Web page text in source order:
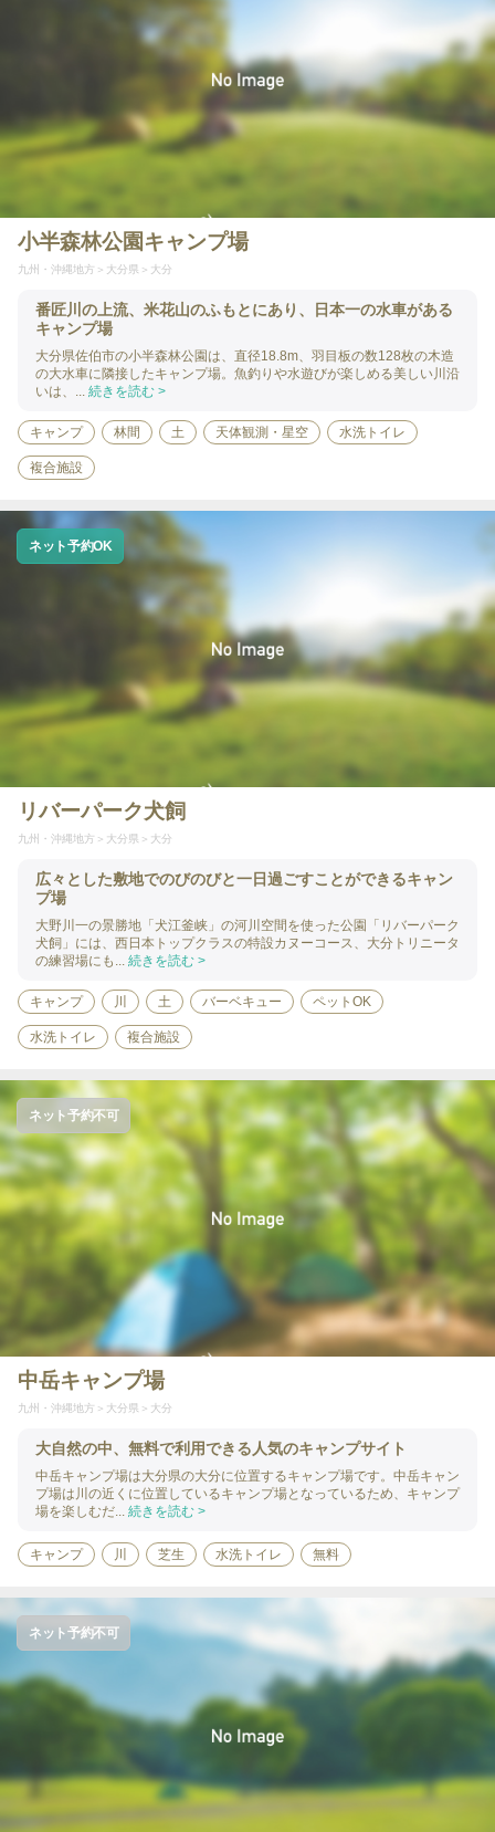
小半森林公園キャンプ場
九州・沖縄地方 大分県 大分
番匠川の上流、米花山のふもとにあり、日本一の水車がある
キャンプ場
大分県佐伯市の小半森林公園は、直径18.8m、羽目板の数128枚の木造
の大水車に隣接したキャンプ場。魚釣りや水遊びが楽しめる美しい川沿
いは、... 続きを読む >
キャンプ 林間 土 天体観測・星空 水洗トイレ
複合施設
ネット予約OK
リバーパーク犬飼
九州・沖縄地方 大分県 大分
広々とした敷地でのびのびと一日過ごすことができるキャン
プ場
大野川一の景勝地「犬江釜峡」の河川空間を使った公園「リバーパーク
犬飼」には、西日本トップクラスの特設カヌーコース、大分トリニータ
の練習場にも... 続きを読む >
キャンプ 川 土 バーベキュー ペットOK
水洗トイレ 複合施設
ネット予約不可
中岳キャンプ場
九州・沖縄地方 大分県 大分
大自然の中、無料で利用できる人気のキャンプサイト
中岳キャンプ場は大分県の大分に位置するキャンプ場です。中岳キャン
プ場は川の近くに位置しているキャンプ場となっているため、キャンプ
場を楽しむだ... 続きを読む >
キャンプ 川 芝生 水洗トイレ 無料
ネット予約不可